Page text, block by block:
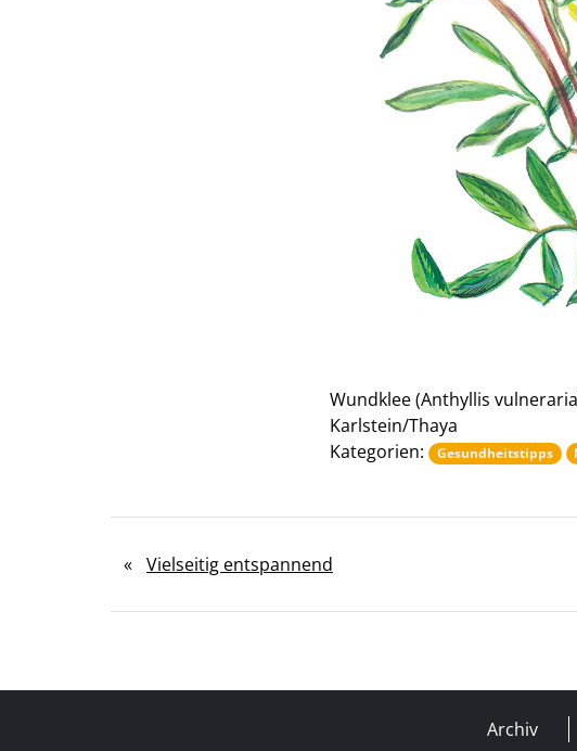
Wundklee (Anthyllis
Karlstein/Thaya
Kategorien:
Gesundheitstipps
« Vielseitig entspannend
Archiv